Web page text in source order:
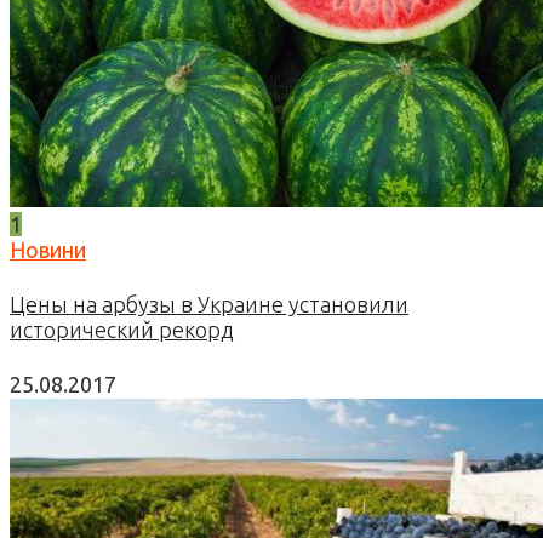
1
Новини
Цены на арбузы в Украине установили
исторический рекорд
25.08.2017